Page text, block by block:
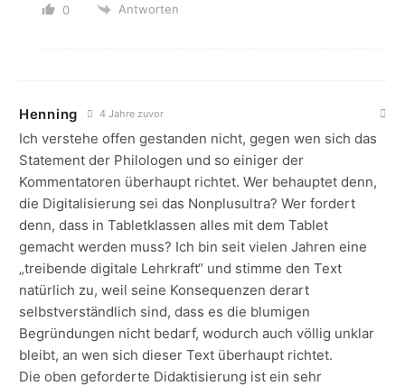
0 Antworten
Henning 4 Jahre zuvor
Ich verstehe offen gestanden nicht, gegen wen sich das
Statement der Philologen und so einiger der
Kommentatoren überhaupt richtet. Wer behauptet denn,
die Digitalisierung sei das Nonplusultra? Wer fordert
denn, dass in Tabletklassen alles mit dem Tablet
gemacht werden muss? Ich bin seit vielen Jahren eine
„treibende digitale Lehrkraft“ und stimme den Text
natürlich zu, weil seine Konsequenzen derart
selbstverständlich sind, dass es die blumigen
Begründungen nicht bedarf, wodurch auch völlig unklar
bleibt, an wen sich dieser Text überhaupt richtet.
Die oben geforderte Didaktisierung ist ein sehr